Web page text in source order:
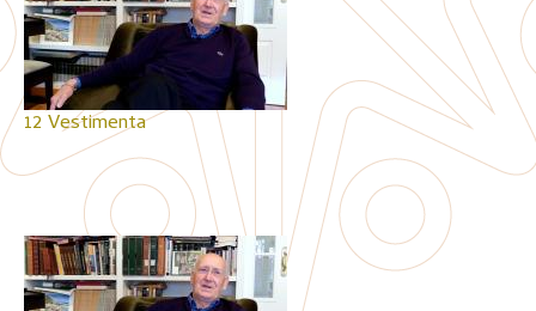
12 Vestimenta